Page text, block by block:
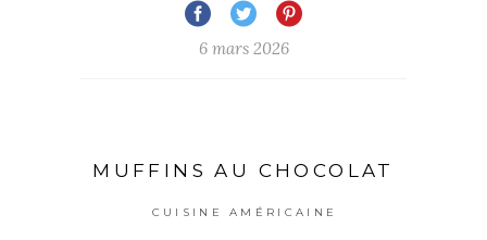
6 mars 2026
MUFFINS AU CHOCOLAT
CUISINE AMÉRICAINE